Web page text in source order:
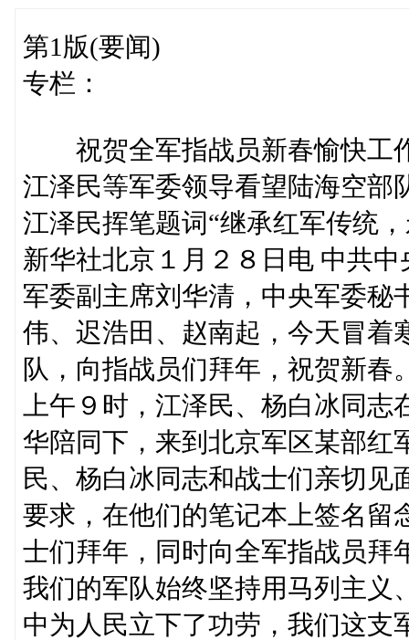
第1版(要闻)
专栏：
祝贺全军指战员新春愉快工
江泽民等军委领导看望陆海空部
江泽民挥笔题词“继承红军传统
新华社北京１月２８日电 中共
军委副主席刘华清，中央军委秘
伟、迟浩田、赵南起，今天冒着
队，向指战员们拜年，祝贺新春
上午９时，江泽民、杨白冰同
华陪同下，来到北京军区某部红
民、杨白冰同志和战士们亲切
要求，在他们的笔记本上签名留
士们拜年，同时向全军指战员拜
我们的军队始终坚持用马列主义
中为人民立下了功劳，我们这支